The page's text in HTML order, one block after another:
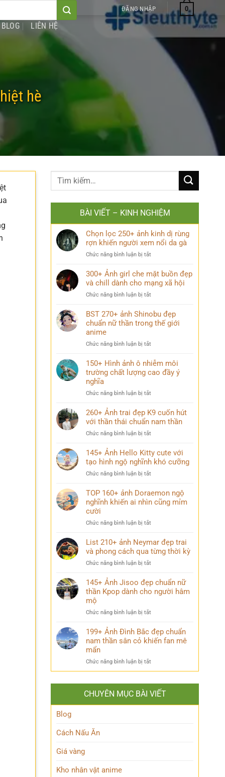
ĐĂNG NHẬP 0
BLOG LIÊN HỆ
hè
BÀI VIẾT – KINH NGHIỆM
Chọn lọc 250+ ảnh kinh dị rùng
rợn khiến người xem nổi da gà
Chức năng bình luận bị tắt
lọc
250+
ảnh
kinh
rùng
rợn
xem
da
gà
300+ Ảnh girl che mặt buồn đẹp
và chill dành cho mạng xã hội
Chức năng bình luận bị tắt
Ảnh
girl
che
buồn
và
chill
mạng
hội
BST 270+ ảnh Shinobu đẹp
chuẩn nữ thần trong thế giới
anime
Chức năng bình luận bị tắt
270+
chuẩn
thần
trong
giới
150+ Hình ảnh ô nhiễm môi
trường chất lượng cao đầy ý
nghĩa
Chức năng bình luận bị tắt
Hình
nhiễm
trường
chất
ý
nghĩa
260+ Ảnh trai đẹp K9 cuốn hút
với thần thái chuẩn nam thần
Chức năng bình luận bị tắt
Ảnh
trai
K9
hút
với
chuẩn
thần
145+ Ảnh Hello Kitty cute với
tạo hình ngộ nghĩnh khó cưỡng
Chức năng bình luận bị tắt
Ảnh
Hello
với
hình
ngộ
khó
TOP 160+ ảnh Doraemon ngộ
nghĩnh khiến ai nhìn cũng mỉm
cười
Chức năng bình luận bị tắt
160+
ảnh
Doraemon
ngộ
khiến
ai
mỉm
List 210+ ảnh Neymar đẹp trai
và phong cách qua từng thời kỳ
Chức năng bình luận bị tắt
210+
Neymar
trai
phong
cách
thời
kỳ
145+ Ảnh Jisoo đẹp chuẩn nữ
thần Kpop dành cho người hâm
mộ
Chức năng bình luận bị tắt
Ảnh
Jisoo
nữ
thần
dành
cho
người
199+ Ảnh Đình Bắc đẹp chuẩn
nam thần sân cỏ khiến fan mê
mẩn
Chức năng bình luận bị tắt
199+
Bắc
đẹp
CHUYÊN MỤC BÀI VIẾT
Blog
Cách Nấu Ăn
Giá vàng
Kho nhân vật anime